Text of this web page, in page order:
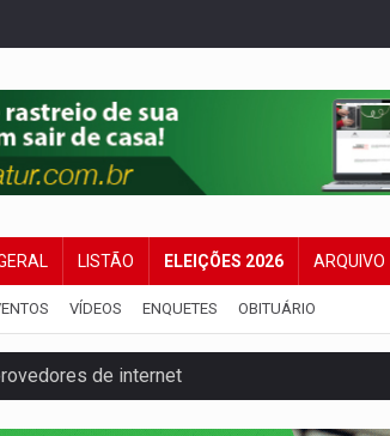
LISTÃO ELEIÇÕES 2026 ARQUIVO
VÍDEOS ENQUETES OBITUÁRIO
tonelada de maconha
do Baixo Madeira